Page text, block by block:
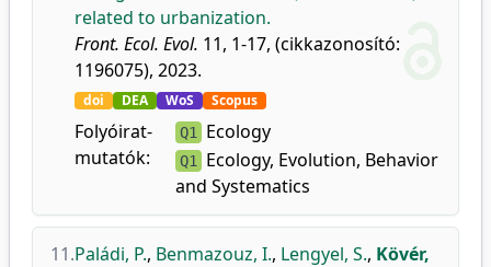
related to urbanization.
Front. Ecol. Evol. 11, 1-17, (cikkazonosító:
1196075), 2023.
doi DEA WoS Scopus
Folyóirat-
mutatók:
Q1 Ecology
Q1
Ecology, Evolution, Behavior
and Systematics
11.Paládi, P., Benmazouz, I., Lengyel, S., Kövér,